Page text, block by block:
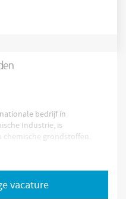
bedrijf in
Industrie, is
grondstoffen.
Je werkt in een 2-
voor het uitvoeren
en het zorgen voor
vacature